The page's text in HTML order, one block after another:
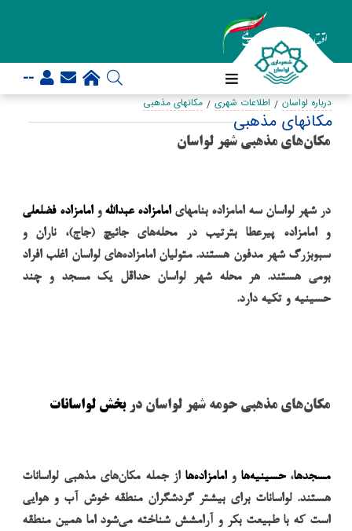
--
درباره لواسان اطلاعات شهری مکانهای مذهبی
مکانهای مذهبی
مکان‌های مذهبی شهر لواسان
در شهر لواسان سه امامزاده بنامهایامامزاده عبدالله وامامزاده فضلعلی
و امامزاده پیرعطا بترتیب در محله‌های جائیچ (جاج)، ناران و
سبوبزرگ شهر مدفون هستند. متولیان امامزاده‌های لواسان اغلب افراد
بومی هستند. هر محله شهر لواسان حداقل یک مسجد و چند
حسینیه و تکیه دارد.
مکان‌های مذهبی حومه شهر لواسان دربخش لواسانات
مسجدها،حسینیه‌ها وامامزاده‌ها از جمله مکان‌های مذهبی لواسانات
هستند. لواسانات برای بیشتر گردشگران منطقه خوش آب و هوایی
است که با طبیعت بکر و آرامشش شناخته می‌شود اما همین منطقه